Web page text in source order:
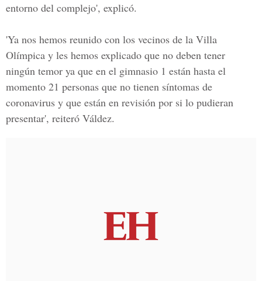
entorno del complejo', explicó.
'Ya nos hemos reunido con los vecinos de la Villa
Olímpica y les hemos explicado que no deben tener
ningún temor ya que en el gimnasio 1 están hasta el
momento 21 personas que no tienen síntomas de
coronavirus y que están en revisión por si lo pudieran
presentar', reiteró Váldez.